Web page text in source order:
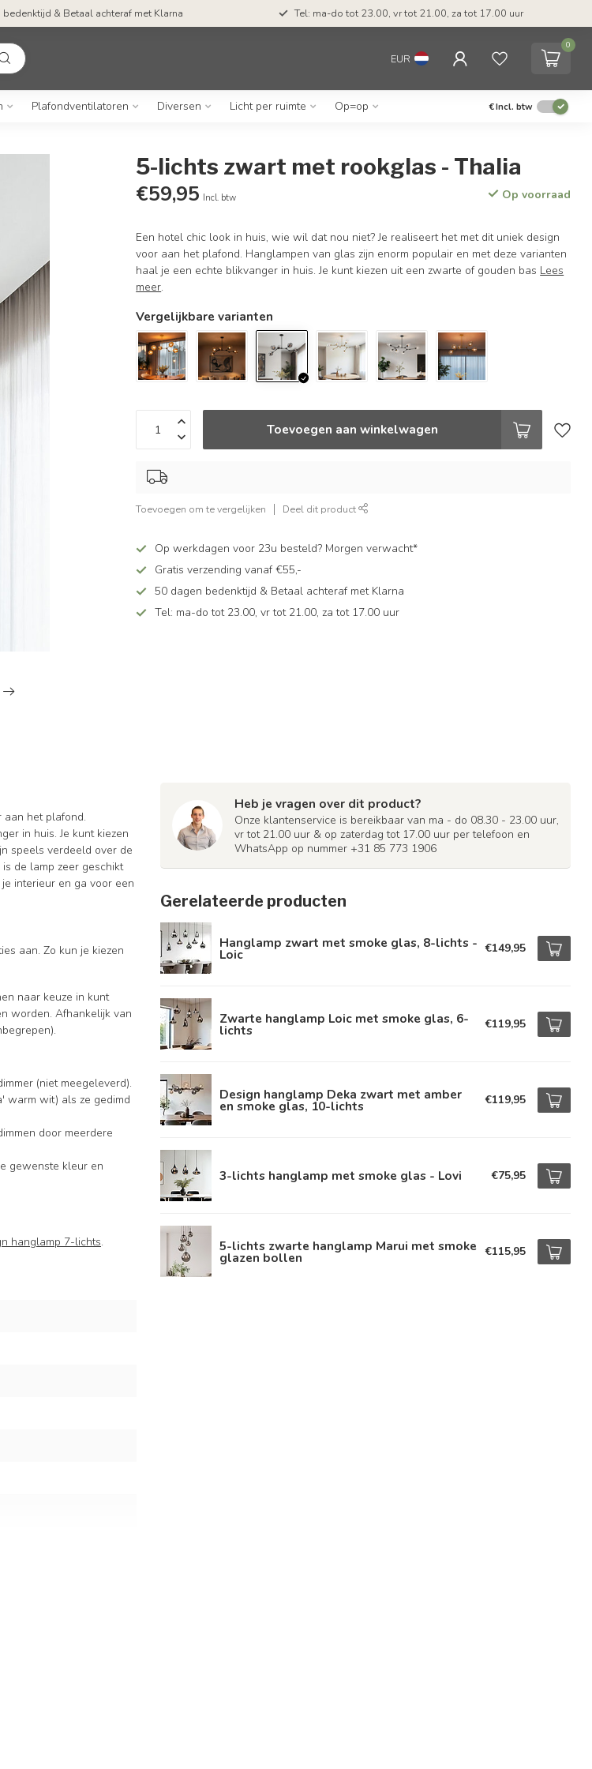
& Betaal achteraf met Klarna Tel: ma-do tot 23.00, vr tot 21.00, za tot 17.00 uur
EUR
0
Plafondventilatoren Diversen Licht per ruimte Op=op €Incl. btw
5-lichts zwart met rookglas - Thalia
€59,95 Incl. btw Op voorraad
Een hotel chic look in huis, wie wil dat nou niet? Je realiseert het met dit uniek design
voor aan het plafond. Hanglampen van glas zijn enorm populair en met deze varianten
haal je een echte blikvanger in huis. Je kunt kiezen uit een zwarte of gouden bas Lees
meer.
Vergelijkbare varianten
Toevoegen aan winkelwagen
Toevoegen om te vergelijken Deel dit product
Op werkdagen voor 23u besteld? Morgen verwacht*
Gratis verzending vanaf €55,-
50 dagen bedenktijd & Betaal achteraf met Klarna
Tel: ma-do tot 23.00, vr tot 21.00, za tot 17.00 uur
aan het plafond.
in huis. Je kunt kiezen
speels verdeeld over de
de lamp zeer geschikt
interieur en ga voor een
aan. Zo kun je kiezen
naar keuze in kunt
worden. Afhankelijk van
(niet meegeleverd).
warm wit) als ze gedimd
door meerdere
gewenste kleur en
hanglamp 7-lichts.
Heb je vragen over dit product?
Onze klantenservice is bereikbaar van ma - do 08.30 - 23.00 uur,
vr tot 21.00 uur & op zaterdag tot 17.00 uur per telefoon en
WhatsApp op nummer +31 85 773 1906
Gerelateerde producten
Hanglamp zwart met smoke glas, 8-lichts -
Loic €149,95
Zwarte hanglamp Loic met smoke glas, 6-
lichts €119,95
Design hanglamp Deka zwart met amber
en smoke glas, 10-lichts €119,95
3-lichts hanglamp met smoke glas - Lovi €75,95
5-lichts zwarte hanglamp Marui met smoke
glazen bollen €115,95